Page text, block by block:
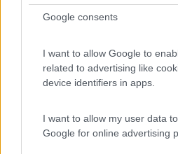
Google consents
I want to allow Google to
related to advertising like
device identifiers in apps.
I want to allow my user data
Google for online advertising
Servizi / Posizione
Presso azienda vitivinicola
Dro (TN) - 55km
Località Oltra, 3